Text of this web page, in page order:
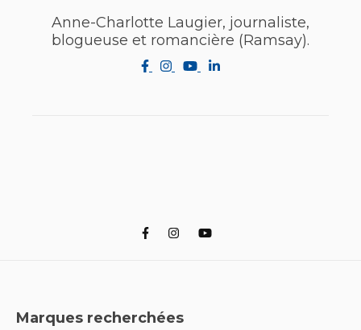
Anne-Charlotte Laugier, journaliste,
blogueuse et romancière (Ramsay).
Marques recherchées